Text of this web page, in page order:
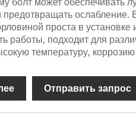
предотвращать ослабление.
проста в
работы, подходит для
температуру,
Отправить запрос